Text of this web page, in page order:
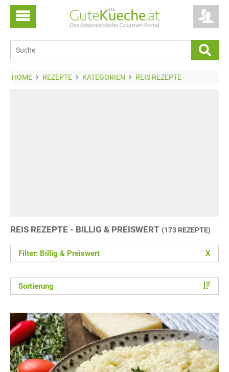
HOME REZEPTE KATEGORIEN REIS REZEPTE
REIS REZEPTE - BILLIG & PREISWERT (173 REZEPTE)
Filter: Billig & Preiswert X
Sortierung